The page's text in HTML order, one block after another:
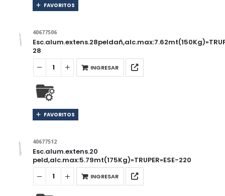
FAVORITOS
40677506
28
INGRESAR
FAVORITOS
40677512
Esc.alum.extens.20
peld,alc.max:5.79mt(175Kg)»TRUPER»ESE-220
INGRESAR